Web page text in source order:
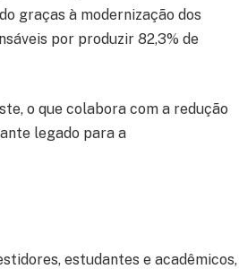
graças à modernização dos
por produzir 82,3% de
o que colabora com a redução
legado para a
estudantes e acadêmicos,